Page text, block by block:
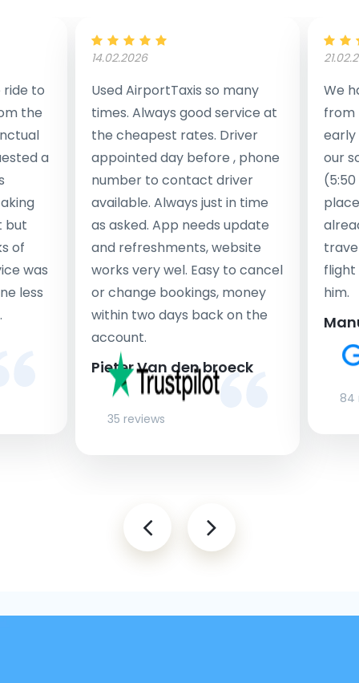
to
the
a
but
of
was
less
14.02.2026
Used AirportTaxis so many
times. Always good service at
the cheapest rates. Driver
appointed day before , phone
number to contact driver
available. Always just in time
as asked. App needs update
and refreshments, website
works very wel. Easy to cancel
or change bookings, money
within two days back on the
account.
Pieter Van den broeck
35 reviews
We
from
early
our
flight
him.
84